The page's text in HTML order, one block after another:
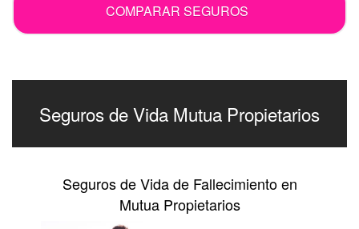
COMPARAR SEGUROS
Seguros de Vida Mutua Propietarios
Seguros de Vida de Fallecimiento en
Mutua Propietarios